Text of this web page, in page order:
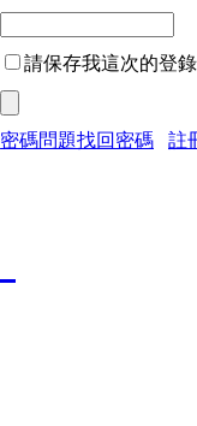
請保存我這次的登
密碼問題找回密碼 註